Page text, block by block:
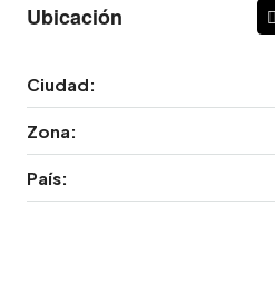
Ubicación
Ciudad:
Zona:
País: